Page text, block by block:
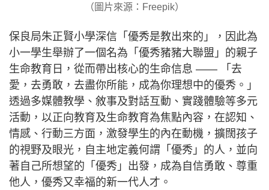
（圖片來源：Freepik）
保良局朱正賢小學深信「優秀是教出來的」，因此為
小一學生舉辦了一個名為「優秀豬豬大聯盟」的親子
生命教育日，從而帶出核心的生命信息 —— 「去
愛，去勇敢，去盡你所能，成為你理想中的優秀。」
透過多媒體教學、敘事及對話互動、實踐體驗等多元
活動，以正向教育及生命教育為焦點內容，在認知、
情感、行動三方面，激發學生的內在動機，擴闊孩子
的視野及眼光，自主地定義何謂「優秀」的人，並向
著自己所想望的「優秀」出發，成為自信勇敢、尊重
他人，優秀又幸福的新一代人才。